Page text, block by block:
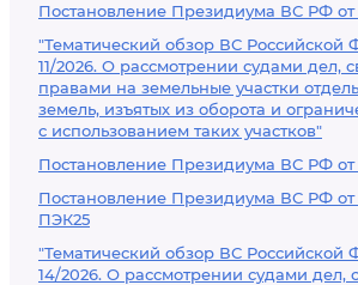
Постановление Президиума ВС РФ от
"Тематический обзор ВС Российской
11/2026. О рассмотрении судами дел,
правами на земельные участки
земель, изъятых из оборота и
с использованием таких участков"
Постановление Президиума ВС РФ от
Постановление Президиума ВС РФ от
ПЭК25
"Тематический обзор ВС Российской
14/2026. О рассмотрении судами дел,